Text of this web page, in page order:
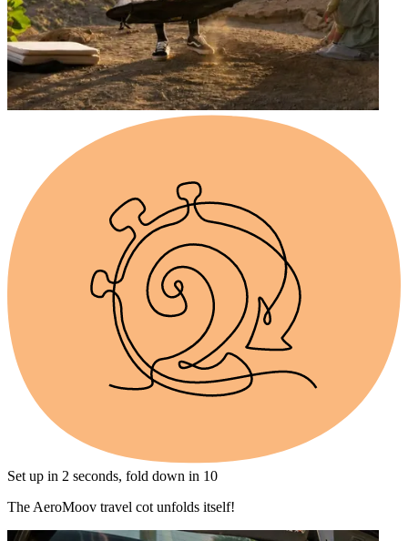
Set up in 2 seconds, fold down in 10
The AeroMoov travel cot unfolds itself!